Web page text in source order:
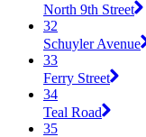
North 9th Street
32
Schuyler Avenue
33
Ferry Street
34
Teal Road
35